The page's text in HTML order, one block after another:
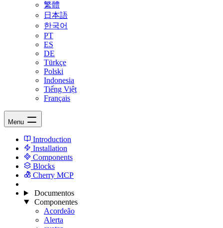
繁體
日本語
한국어
PT
ES
DE
Türkçe
Polski
Indonesia
Tiếng Việt
Français
Menu
Introduction
Installation
Components
Blocks
Cherry MCP
Documentos
Componentes
Acordeão
Alerta